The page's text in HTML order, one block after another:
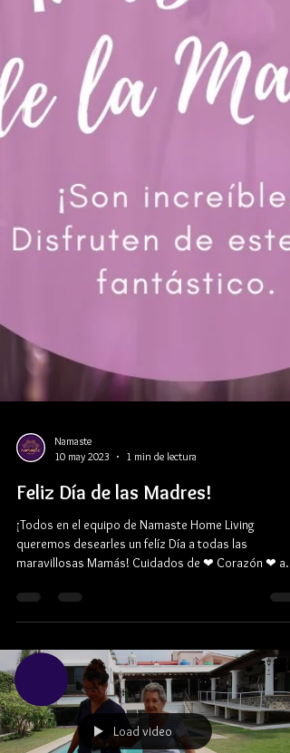
10 may 2023
1 min de lectura
Feliz Día de las Madres!
¡Todos en el equipo de Namaste Home Living
maravillosas Mamás! Cuidados de ❤ Corazón ❤ a
❤...